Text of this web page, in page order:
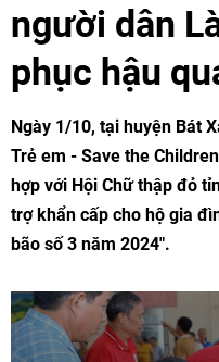
người dân
phục hậu
Ngày 1/10, tại huyện Bát
Trẻ em - Save the
hợp với Hội Chữ thập đỏ
trợ khẩn cấp cho hộ gia
bão số 3 năm 2024".